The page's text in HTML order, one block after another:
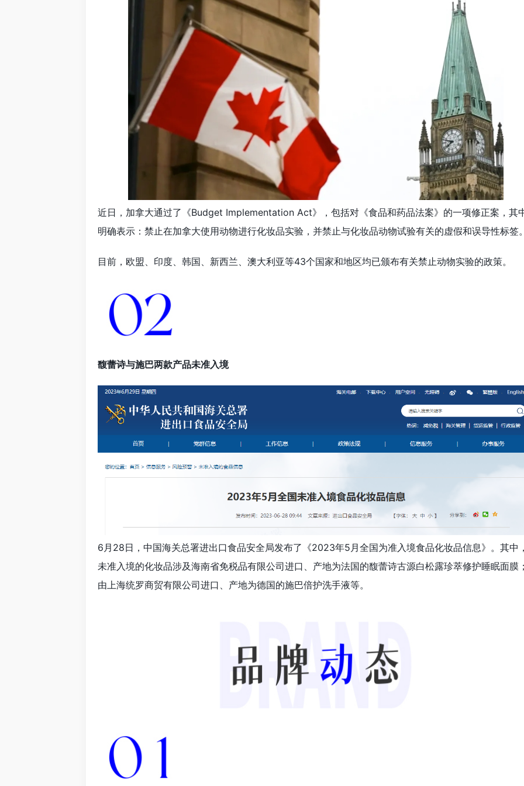
近日，加拿大通过了《Budget Implementation Act》，包括对《食品和药品法案》的一项修正案，其
明确表示：禁止在加拿大使用动物进行化妆品实验，并禁止与化妆品动物试验有关的虚假和误导性标签
目前，欧盟、印度、韩国、新西兰、澳大利亚等43个国家和地区均已颁布有关禁止动物实验的政策。
馥蕾诗与施巴两款产品未准入境
6月28日，中国海关总署进出口食品安全局发布了《2023年5月全国为准入境食品化妆品信息》。其中
未准入境的化妆品涉及海南省免税品有限公司进口、产地为法国的馥蕾诗古源白松露珍萃修护睡眠面膜
由上海统罗商贸有限公司进口、产地为德国的施巴倍护洗手液等。